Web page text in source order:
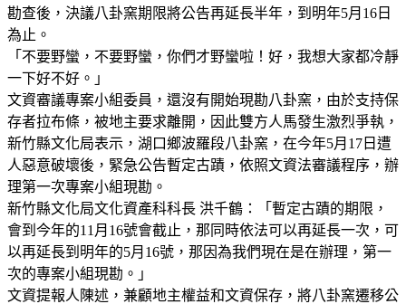
勘查後，決議八卦窯期限將公告再延長半年，到明年5月16日
為止。
「不要野蠻，不要野蠻，你們才野蠻啦！好，我想大家都冷靜
一下好不好。」
文資審議專案小組委員，還沒有開始現勘八卦窯，由於支持保
存者拉布條，被地主要求離開，因此雙方人馬發生激烈爭執，
新竹縣文化局表示，湖口鄉波羅段八卦窯，在今年5月17日遭
人惡意破壞後，緊急公告暫定古蹟，依照文資法審議程序，辦
理第一次專案小組現勘。
新竹縣文化局文化資產科科長 洪千鶴：「暫定古蹟的期限，
會到今年的11月16號會截止，那同時依法可以再延長一次，可
以再延長到明年的5月16號，那因為我們現在是在辦理，第一
次的專案小組現勘。」
文資提報人陳述，兼顧地主權益和文資保存，將八卦窯遷移公